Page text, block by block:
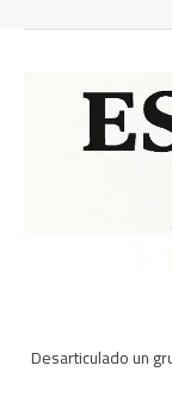
Desarticulado un